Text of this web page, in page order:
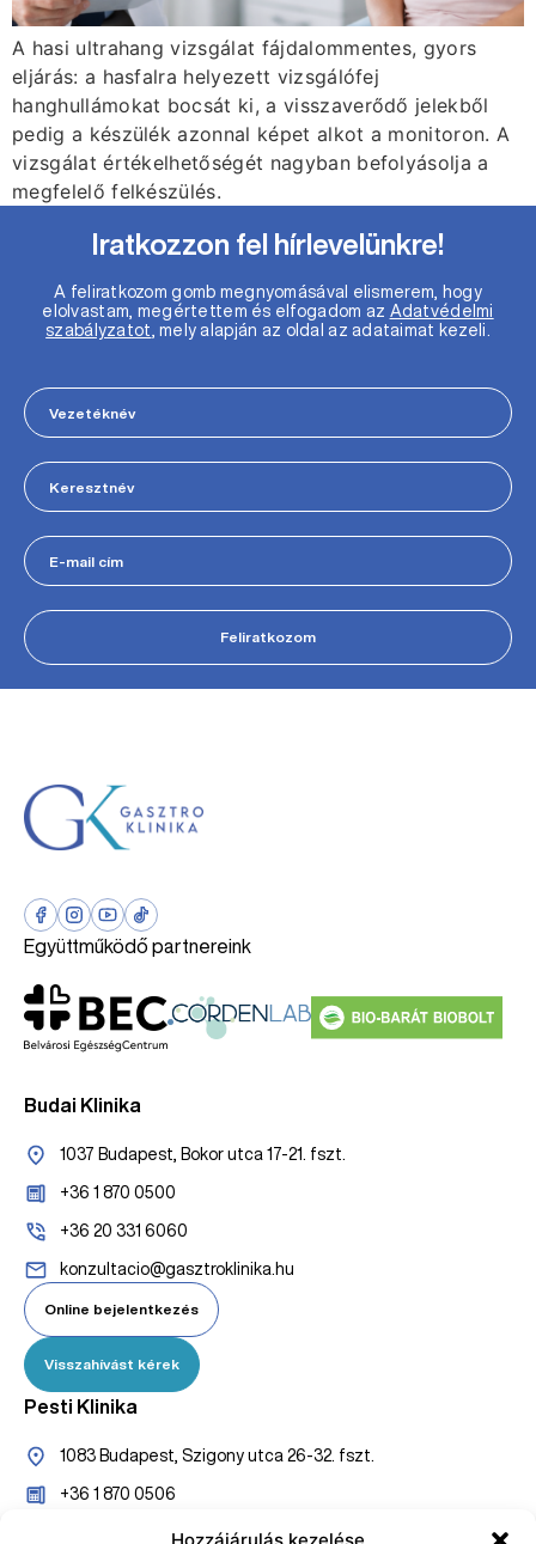
A hasi ultrahang vizsgálat fájdalommentes, gyors
eljárás: a hasfalra helyezett vizsgálófej
hanghullámokat bocsát ki, a visszaverődő jelekből
pedig a készülék azonnal képet alkot a monitoron. A
vizsgálat értékelhetőségét nagyban befolyásolja a
megfelelő felkészülés.
Iratkozzon fel hírlevelünkre!
A feliratkozom gomb megnyomásával elismerem, hogy
elolvastam, megértettem és elfogadom az Adatvédelmi
szabályzatot , mely alapján az oldal az adataimat kezeli.
Feliratkozom
Együttműködő partnereink
Budai Klinika
1037 Budapest, Bokor utca 17-21. fszt.
+36 1 870 0500
+36 20 331 6060
konzultacio@gasztroklinika.hu
Online bejelentkezés
Visszahívást kérek
Pesti Klinika
1083 Budapest, Szigony utca 26-32. fszt.
+36 1 870 0506
+36 20 527 7005